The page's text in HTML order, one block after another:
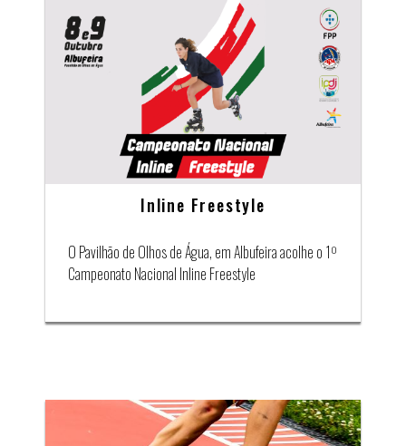
Inline Freestyle
O Pavilhão de Olhos de Água, em Albufeira acolhe o 1º
Campeonato Nacional Inline Freestyle